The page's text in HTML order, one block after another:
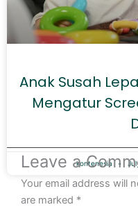
Anak Susah
Mengatur
kontenesia
Leave a
Your email address will
are marked *